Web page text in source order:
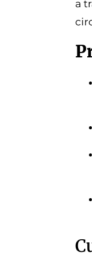
a